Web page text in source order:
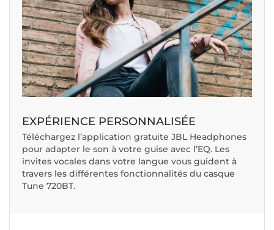
EXPÉRIENCE PERSONNALISÉE
Téléchargez l’application gratuite JBL Headphones
pour adapter le son à votre guise avec l’EQ. Les
invites vocales dans votre langue vous guident à
travers les différentes fonctionnalités du casque
Tune 720BT.